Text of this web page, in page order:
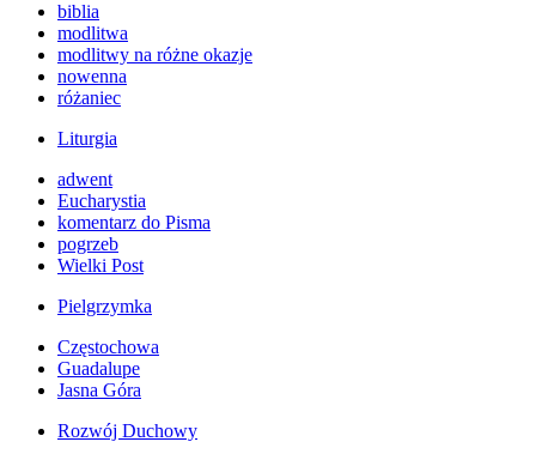
biblia
modlitwa
modlitwy na różne okazje
nowenna
różaniec
Liturgia
adwent
Eucharystia
komentarz do Pisma
pogrzeb
Wielki Post
Pielgrzymka
Częstochowa
Guadalupe
Jasna Góra
Rozwój Duchowy